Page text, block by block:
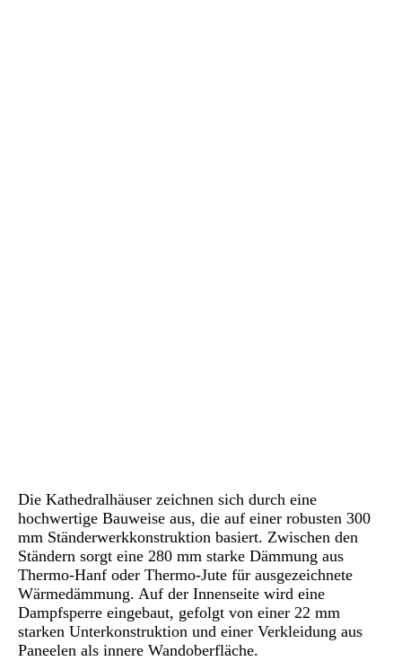
Die Kathedralhäuser zeichnen sich durch eine
hochwertige Bauweise aus, die auf einer robusten 300
mm Ständerwerkkonstruktion basiert. Zwischen den
Ständern sorgt eine 280 mm starke Dämmung aus
Thermo-Hanf oder Thermo-Jute für ausgezeichnete
Wärmedämmung. Auf der Innenseite wird eine
Dampfsperre eingebaut, gefolgt von einer 22 mm
starken Unterkonstruktion und einer Verkleidung aus
Paneelen als innere Wandoberfläche.